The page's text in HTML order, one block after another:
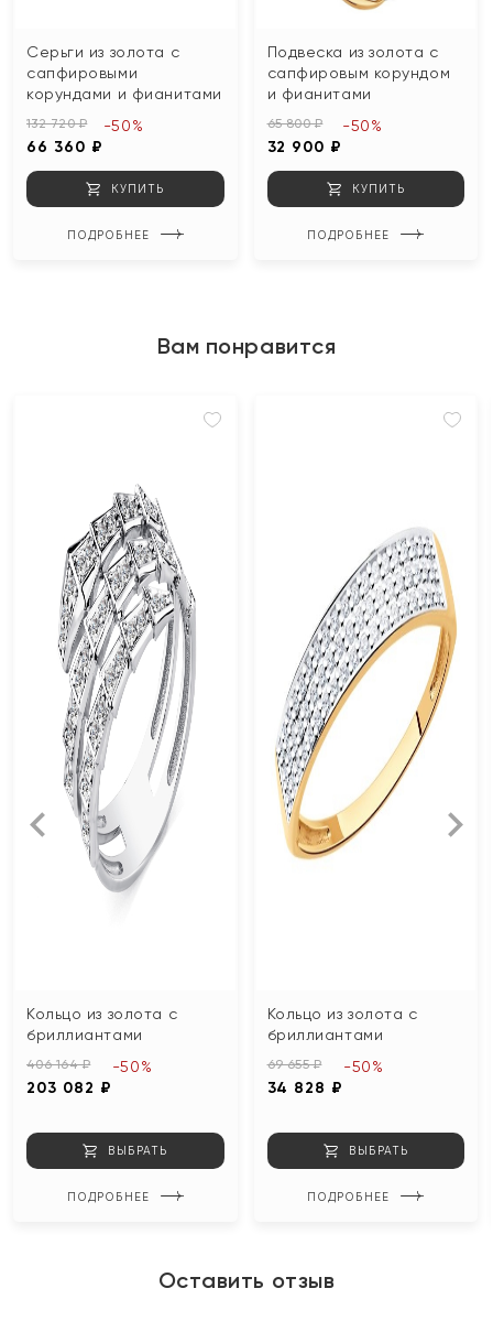
Серьги из золота с
сапфировыми
корундами и фианитами
132 720 ₽
66 360 ₽
-50%
КУПИТЬ
ПОДРОБНЕЕ
Подвеска из золота с
сапфировым корундом
и фианитами
65 800 ₽
32 900 ₽
-50%
КУПИТЬ
ПОДРОБНЕЕ
Вам понравится
Кольцо из золота с
бриллиантами
406 164 ₽
203 082 ₽
-50%
ВЫБРАТЬ
ПОДРОБНЕЕ
Кольцо из золота с
бриллиантами
69 655 ₽
34 828 ₽
-50%
ВЫБРАТЬ
ПОДРОБНЕЕ
Оставить отзыв